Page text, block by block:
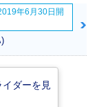
年6月30日開
ダーを見